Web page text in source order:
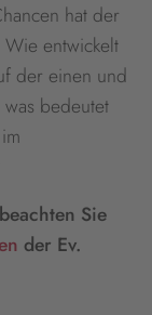
hat der
entwickelt
der einen und
bedeutet
Sie
der Ev.